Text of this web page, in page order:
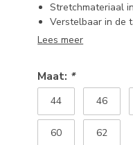
Stretchmateriaal
Verstelbaar in de
Lees meer
Maat: *
44 46
60 62